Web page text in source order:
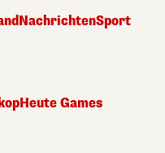
NachrichtenSport
Heute Games